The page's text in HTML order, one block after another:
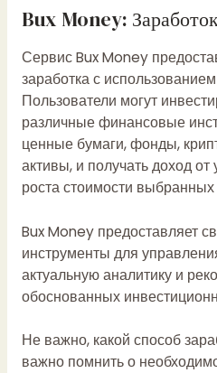
Bux Money:
Сервис Bux Money
заработка с
Пользователи могут
различные финансовые
ценные бумаги, фонды,
активы, и получать доход
роста стоимости выбранных
Bux Money предоставляет
инструменты для
актуальную аналитику и
обоснованных
Не важно, какой способ
важно помнить о